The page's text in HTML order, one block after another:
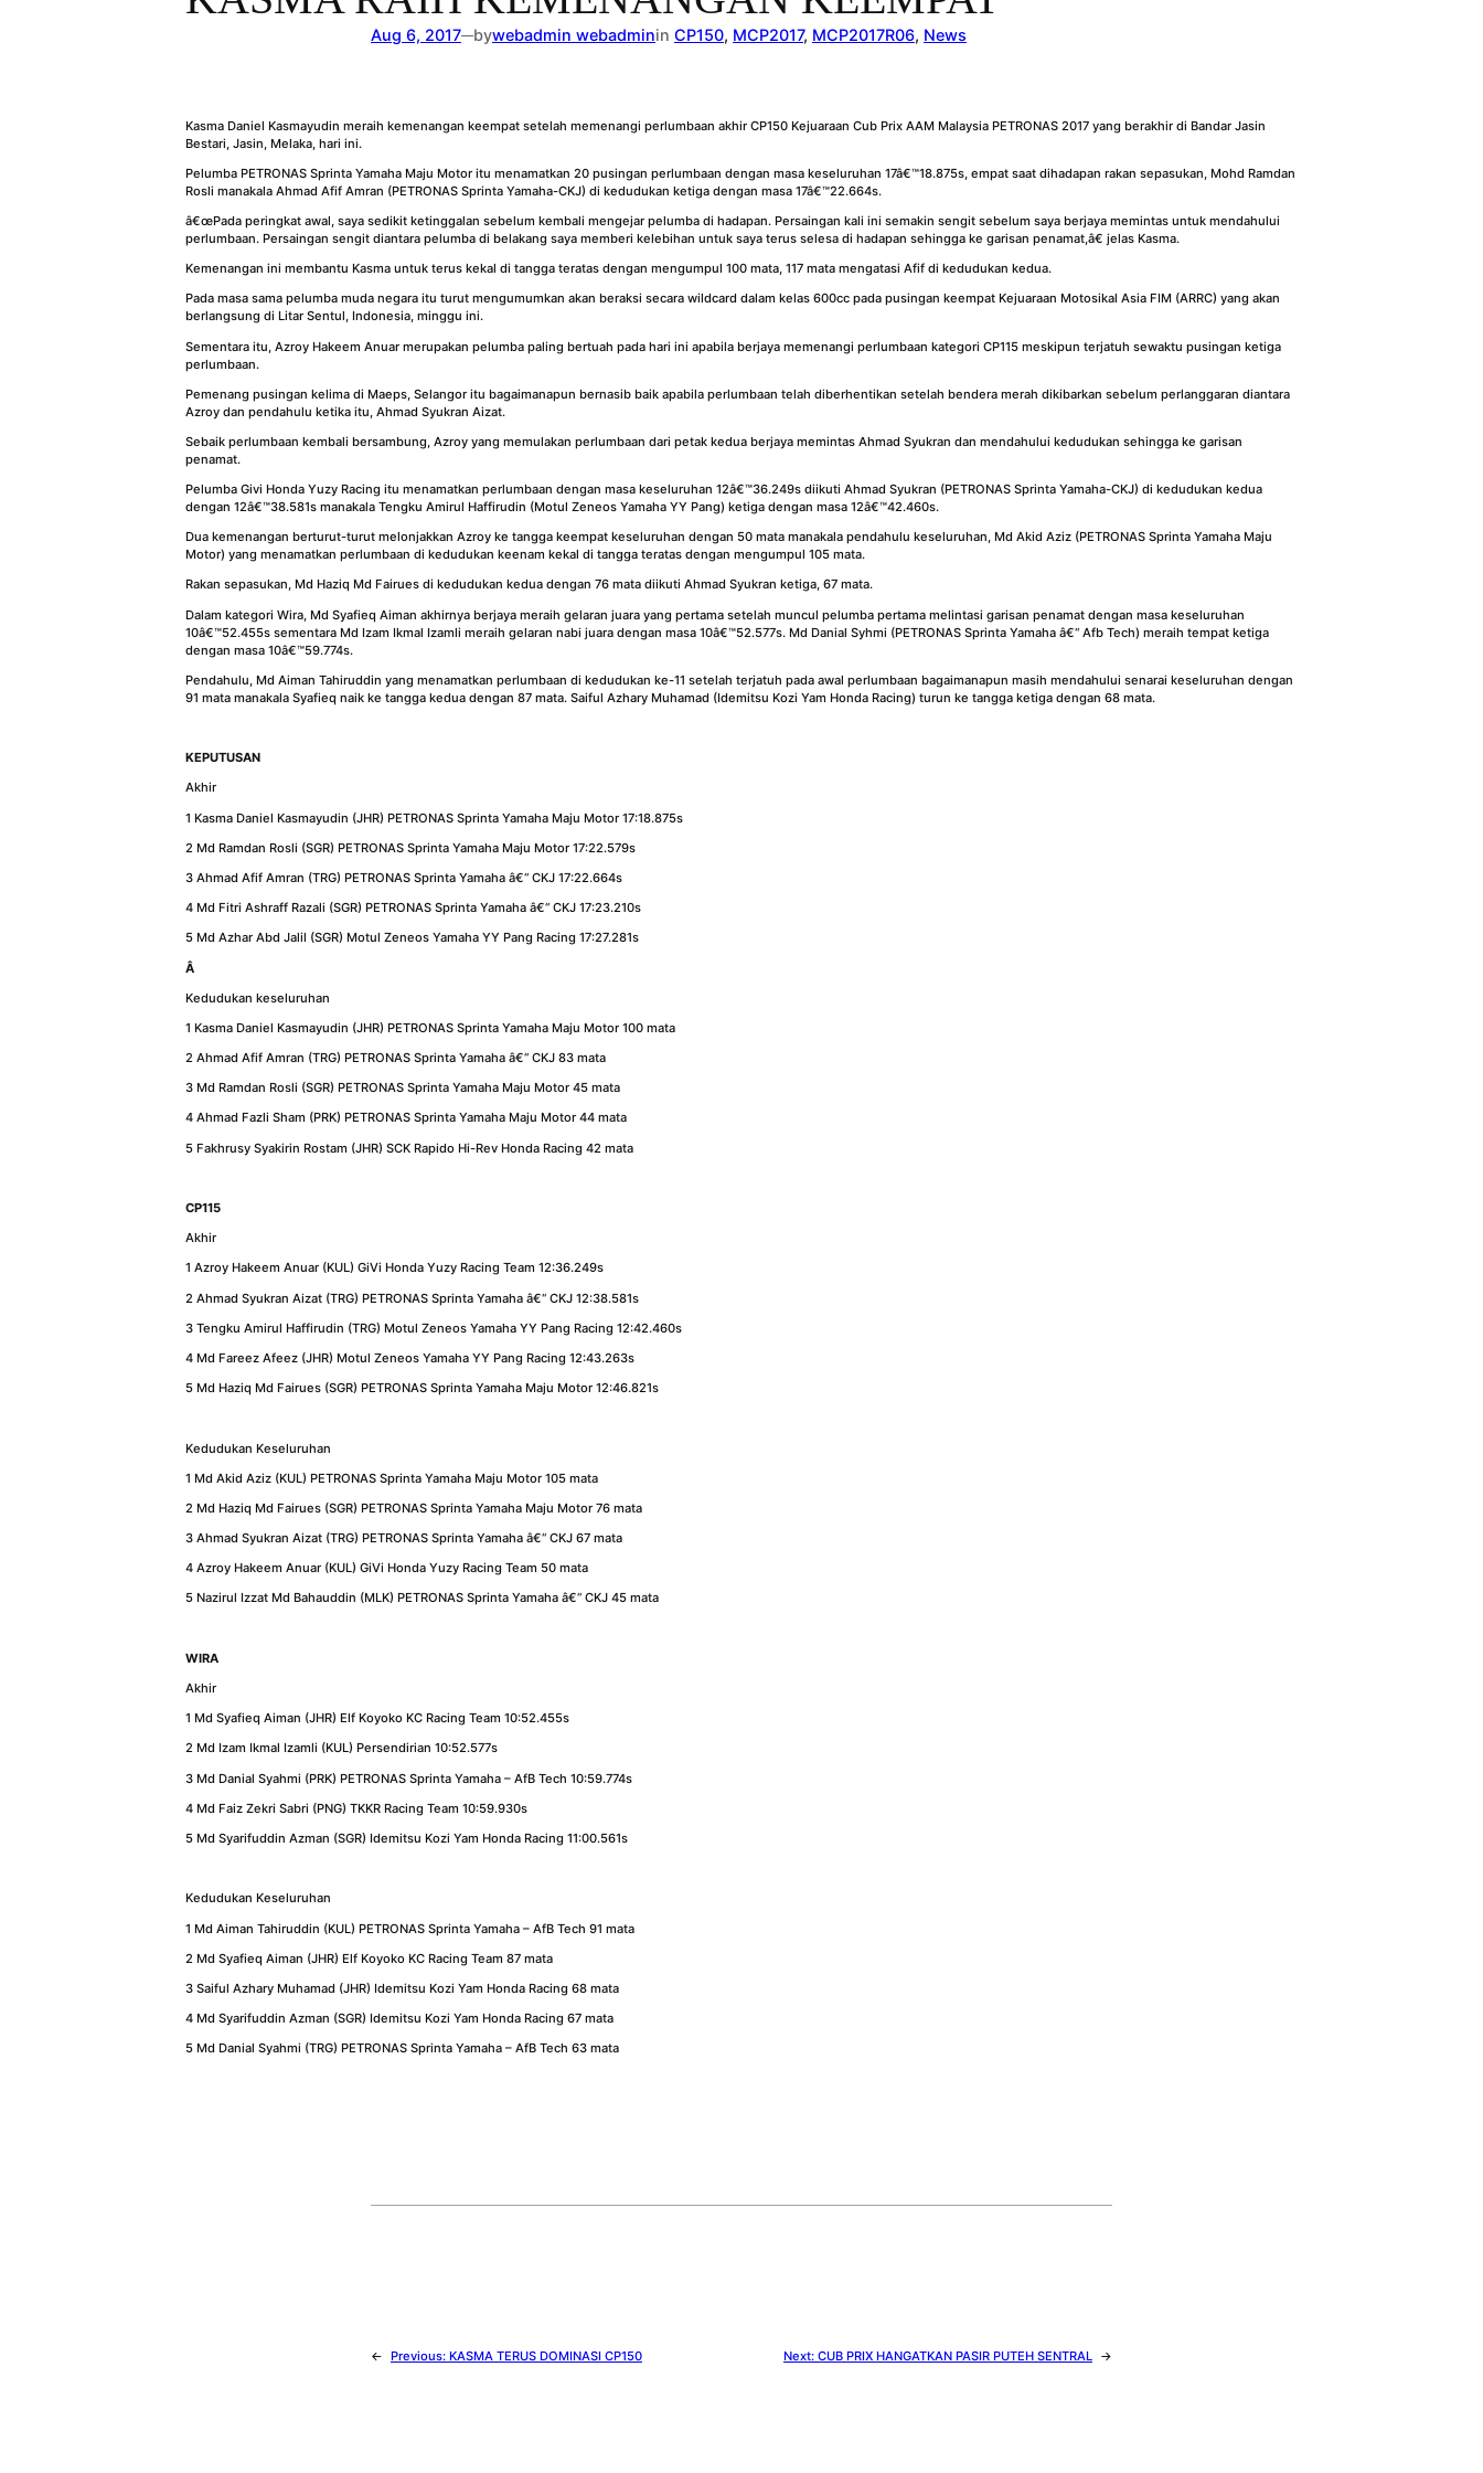
Aug 6, 2017—bywebadmin webadminin CP150, MCP2017, MCP2017R06, News
Kasma Daniel Kasmayudin meraih kemenangan keempat setelah memenangi perlumbaan akhir CP150 Kejuaraan Cub Prix AAM Malaysia PETRONAS 2017 yang berakhir di Bandar Jasin
Bestari, Jasin, Melaka, hari ini.
Pelumba PETRONAS Sprinta Yamaha Maju Motor itu menamatkan 20 pusingan perlumbaan dengan masa keseluruhan 17â€™18.875s, empat saat dihadapan rakan sepasukan, Mohd Ramdan
Rosli manakala Ahmad Afif Amran (PETRONAS Sprinta Yamaha-CKJ) di kedudukan ketiga dengan masa 17â€™22.664s.
â€œPada peringkat awal, saya sedikit ketinggalan sebelum kembali mengejar pelumba di hadapan. Persaingan kali ini semakin sengit sebelum saya berjaya memintas untuk mendahului
perlumbaan. Persaingan sengit diantara pelumba di belakang saya memberi kelebihan untuk saya terus selesa di hadapan sehingga ke garisan penamat,â€ jelas Kasma.
Kemenangan ini membantu Kasma untuk terus kekal di tangga teratas dengan mengumpul 100 mata, 117 mata mengatasi Afif di kedudukan kedua.
Pada masa sama pelumba muda negara itu turut mengumumkan akan beraksi secara wildcard dalam kelas 600cc pada pusingan keempat Kejuaraan Motosikal Asia FIM (ARRC) yang akan
berlangsung di Litar Sentul, Indonesia, minggu ini.
Sementara itu, Azroy Hakeem Anuar merupakan pelumba paling bertuah pada hari ini apabila berjaya memenangi perlumbaan kategori CP115 meskipun terjatuh sewaktu pusingan ketiga
perlumbaan.
Pemenang pusingan kelima di Maeps, Selangor itu bagaimanapun bernasib baik apabila perlumbaan telah diberhentikan setelah bendera merah dikibarkan sebelum perlanggaran diantara
Azroy dan pendahulu ketika itu, Ahmad Syukran Aizat.
Sebaik perlumbaan kembali bersambung, Azroy yang memulakan perlumbaan dari petak kedua berjaya memintas Ahmad Syukran dan mendahului kedudukan sehingga ke garisan
penamat.
Pelumba Givi Honda Yuzy Racing itu menamatkan perlumbaan dengan masa keseluruhan 12â€™36.249s diikuti Ahmad Syukran (PETRONAS Sprinta Yamaha-CKJ) di kedudukan kedua
dengan 12â€™38.581s manakala Tengku Amirul Haffirudin (Motul Zeneos Yamaha YY Pang) ketiga dengan masa 12â€™42.460s.
Dua kemenangan berturut-turut melonjakkan Azroy ke tangga keempat keseluruhan dengan 50 mata manakala pendahulu keseluruhan, Md Akid Aziz (PETRONAS Sprinta Yamaha Maju
Motor) yang menamatkan perlumbaan di kedudukan keenam kekal di tangga teratas dengan mengumpul 105 mata.
Rakan sepasukan, Md Haziq Md Fairues di kedudukan kedua dengan 76 mata diikuti Ahmad Syukran ketiga, 67 mata.
Dalam kategori Wira, Md Syafieq Aiman akhirnya berjaya meraih gelaran juara yang pertama setelah muncul pelumba pertama melintasi garisan penamat dengan masa keseluruhan
10â€™52.455s sementara Md Izam Ikmal Izamli meraih gelaran nabi juara dengan masa 10â€™52.577s. Md Danial Syhmi (PETRONAS Sprinta Yamaha â€“ Afb Tech) meraih tempat ketiga
dengan masa 10â€™59.774s.
Pendahulu, Md Aiman Tahiruddin yang menamatkan perlumbaan di kedudukan ke-11 setelah terjatuh pada awal perlumbaan bagaimanapun masih mendahului senarai keseluruhan dengan
91 mata manakala Syafieq naik ke tangga kedua dengan 87 mata. Saiful Azhary Muhamad (Idemitsu Kozi Yam Honda Racing) turun ke tangga ketiga dengan 68 mata.
KEPUTUSAN
Akhir
1 Kasma Daniel Kasmayudin (JHR) PETRONAS Sprinta Yamaha Maju Motor 17:18.875s
2 Md Ramdan Rosli (SGR) PETRONAS Sprinta Yamaha Maju Motor 17:22.579s
3 Ahmad Afif Amran (TRG) PETRONAS Sprinta Yamaha â€“ CKJ 17:22.664s
4 Md Fitri Ashraff Razali (SGR) PETRONAS Sprinta Yamaha â€“ CKJ 17:23.210s
5 Md Azhar Abd Jalil (SGR) Motul Zeneos Yamaha YY Pang Racing 17:27.281s
Â
Kedudukan keseluruhan
1 Kasma Daniel Kasmayudin (JHR) PETRONAS Sprinta Yamaha Maju Motor 100 mata
2 Ahmad Afif Amran (TRG) PETRONAS Sprinta Yamaha â€“ CKJ 83 mata
3 Md Ramdan Rosli (SGR) PETRONAS Sprinta Yamaha Maju Motor 45 mata
4 Ahmad Fazli Sham (PRK) PETRONAS Sprinta Yamaha Maju Motor 44 mata
5 Fakhrusy Syakirin Rostam (JHR) SCK Rapido Hi-Rev Honda Racing 42 mata
CP115
Akhir
1 Azroy Hakeem Anuar (KUL) GiVi Honda Yuzy Racing Team 12:36.249s
2 Ahmad Syukran Aizat (TRG) PETRONAS Sprinta Yamaha â€“ CKJ 12:38.581s
3 Tengku Amirul Haffirudin (TRG) Motul Zeneos Yamaha YY Pang Racing 12:42.460s
4 Md Fareez Afeez (JHR) Motul Zeneos Yamaha YY Pang Racing 12:43.263s
5 Md Haziq Md Fairues (SGR) PETRONAS Sprinta Yamaha Maju Motor 12:46.821s
Kedudukan Keseluruhan
1 Md Akid Aziz (KUL) PETRONAS Sprinta Yamaha Maju Motor 105 mata
2 Md Haziq Md Fairues (SGR) PETRONAS Sprinta Yamaha Maju Motor 76 mata
3 Ahmad Syukran Aizat (TRG) PETRONAS Sprinta Yamaha â€“ CKJ 67 mata
4 Azroy Hakeem Anuar (KUL) GiVi Honda Yuzy Racing Team 50 mata
5 Nazirul Izzat Md Bahauddin (MLK) PETRONAS Sprinta Yamaha â€“ CKJ 45 mata
WIRA
Akhir
1 Md Syafieq Aiman (JHR) Elf Koyoko KC Racing Team 10:52.455s
2 Md Izam Ikmal Izamli (KUL) Persendirian 10:52.577s
3 Md Danial Syahmi (PRK) PETRONAS Sprinta Yamaha – AfB Tech 10:59.774s
4 Md Faiz Zekri Sabri (PNG) TKKR Racing Team 10:59.930s
5 Md Syarifuddin Azman (SGR) Idemitsu Kozi Yam Honda Racing 11:00.561s
Kedudukan Keseluruhan
1 Md Aiman Tahiruddin (KUL) PETRONAS Sprinta Yamaha – AfB Tech 91 mata
2 Md Syafieq Aiman (JHR) Elf Koyoko KC Racing Team 87 mata
3 Saiful Azhary Muhamad (JHR) Idemitsu Kozi Yam Honda Racing 68 mata
4 Md Syarifuddin Azman (SGR) Idemitsu Kozi Yam Honda Racing 67 mata
5 Md Danial Syahmi (TRG) PETRONAS Sprinta Yamaha – AfB Tech 63 mata
← Previous: KASMA TERUS DOMINASI CP150 Next: CUB PRIX HANGATKAN PASIR PUTEH SENTRAL →